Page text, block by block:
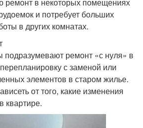
и потребует больших
в других комнатах.
подразумевают ремонт «с нуля» в
с заменой или
элементов в старом жилье.
от того, какие изменения
квартире.